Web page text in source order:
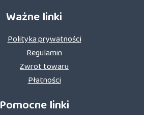
Ważne linki
Polityka prywatności
Regulamin
Zwrot towaru
Płatności
Pomocne linki